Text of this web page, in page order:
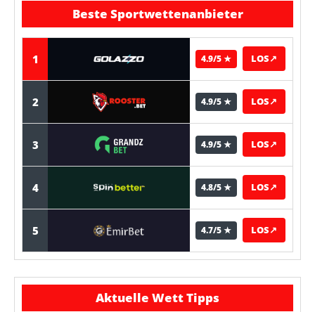
Beste Sportwettenanbieter
1 4.9/5 ★ LOS↗
2 4.9/5 ★ LOS↗
3 4.9/5 ★ LOS↗
4 4.8/5 ★ LOS↗
5 4.7/5 ★ LOS↗
Aktuelle Wett Tipps